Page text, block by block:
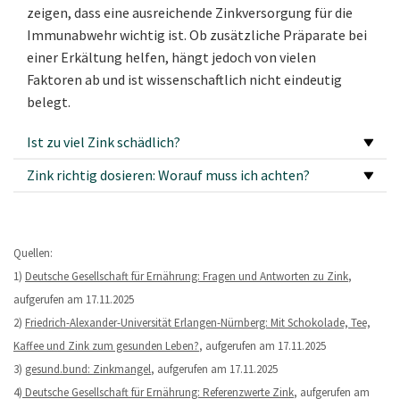
zeigen, dass eine ausreichende Zinkversorgung für die
Immunabwehr wichtig ist. Ob zusätzliche Präparate bei
einer Erkältung helfen, hängt jedoch von vielen
Faktoren ab und ist wissenschaftlich nicht eindeutig
belegt.
Ist zu viel Zink schädlich?
Zink richtig dosieren: Worauf muss ich achten?
Quellen:
1) Deutsche Gesellschaft für Ernährung: Fragen und Antworten zu Zink,
aufgerufen am 17.11.2025
2) Friedrich-Alexander-Universität Erlangen-Nürnberg: Mit Schokolade, Tee,
Kaffee und Zink zum gesunden Leben?, aufgerufen am 17.11.2025
3) gesund.bund: Zinkmangel, aufgerufen am 17.11.2025
4) Deutsche Gesellschaft für Ernährung: Referenzwerte Zink, aufgerufen am